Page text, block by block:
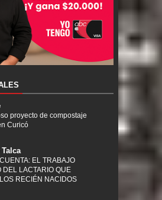
proyecto de compostaje
Curicó
EL TRABAJO
DEL LACTARIO QUE
RECIÉN NACIDOS